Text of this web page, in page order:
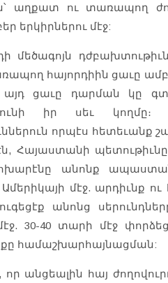
աղքատ ու տառապող
երկիրներու մէջ:
մեծագոյն
հայորդիին ցաւը
ցաւը դարման կը
իր սեւ կողմը։
որպէս հետեւանք
Հայաստանի պետութիւնը
անոնք
մէջ. արդիւնք
անոնց
30-40 տարի մէջ
համաշխարհայնացման:
որ անցեալին հայ